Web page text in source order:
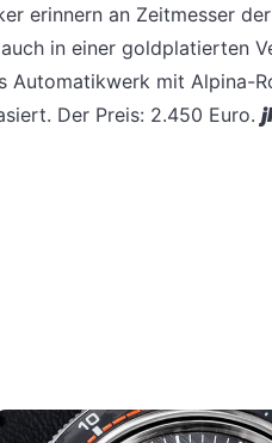
erinnern an Zeitmesser
in einer goldplatierten
Automatikwerk mit Alpina-
Der Preis: 2.450 Euro.